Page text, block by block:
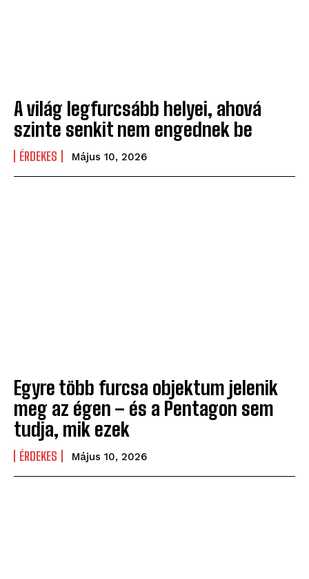
A világ legfurcsább helyei, ahová
szinte senkit nem engednek be
ÉRDEKES Május 10, 2026
Egyre több furcsa objektum jelenik
meg az égen – és a Pentagon sem
tudja, mik ezek
ÉRDEKES Május 10, 2026